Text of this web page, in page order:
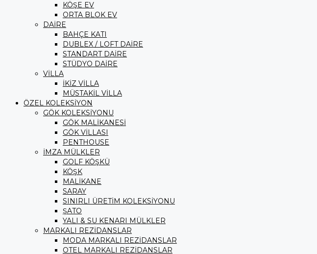
KÖŞE EV
ORTA BLOK EV
DAİRE
BAHÇE KATI
DUBLEX / LOFT DAİRE
STANDART DAİRE
STÜDYO DAİRE
VİLLA
İKİZ VİLLA
MÜSTAKİL VİLLA
ÖZEL KOLEKSİYON
GÖK KOLEKSİYONU
GÖK MALİKANESİ
GÖK VİLLASI
PENTHOUSE
İMZA MÜLKLER
GOLF KÖŞKÜ
KÖŞK
MALİKANE
SARAY
SINIRLI ÜRETİM KOLEKSİYONU
ŞATO
YALI & SU KENARI MÜLKLER
MARKALI REZİDANSLAR
MODA MARKALI REZİDANSLAR
OTEL MARKALI REZİDANSLAR